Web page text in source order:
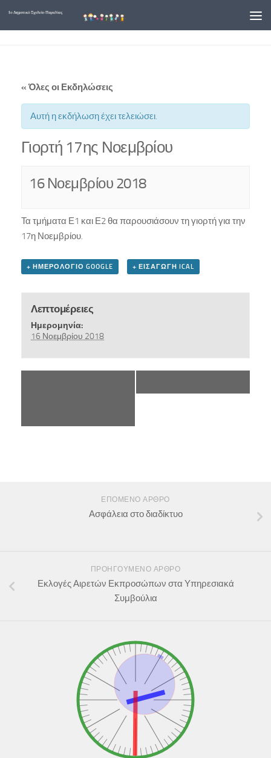
Skip to content
« Όλες οι Εκδηλώσεις
Αυτή η εκδήλωση έχει τελειώσει.
Γιορτή 17ης Νοεμβρίου
16 Νοεμβρίου 2018
Τα τμήματα Ε1 και Ε2 θα παρουσιάσουν τη γιορτή για την
17η Νοεμβρίου.
+ ΗΜΕΡΟΛΌΓΙΟ GOOGLE + ΕΙΣΑΓΩΓΉ ICAL
Λεπτομέρειες
Ημερομηνία:
16 Νοεμβρίου 2018
ΕΠΌΜΕΝΟ ΆΡΘΡΟ
Ασφάλεια στο διαδίκτυο
ΠΡΟΗΓΟΎΜΕΝΟ ΆΡΘΡΟ
Εκλογές Αιρετών Εκπροσώπων στα Υπηρεσιακά
Συμβούλια